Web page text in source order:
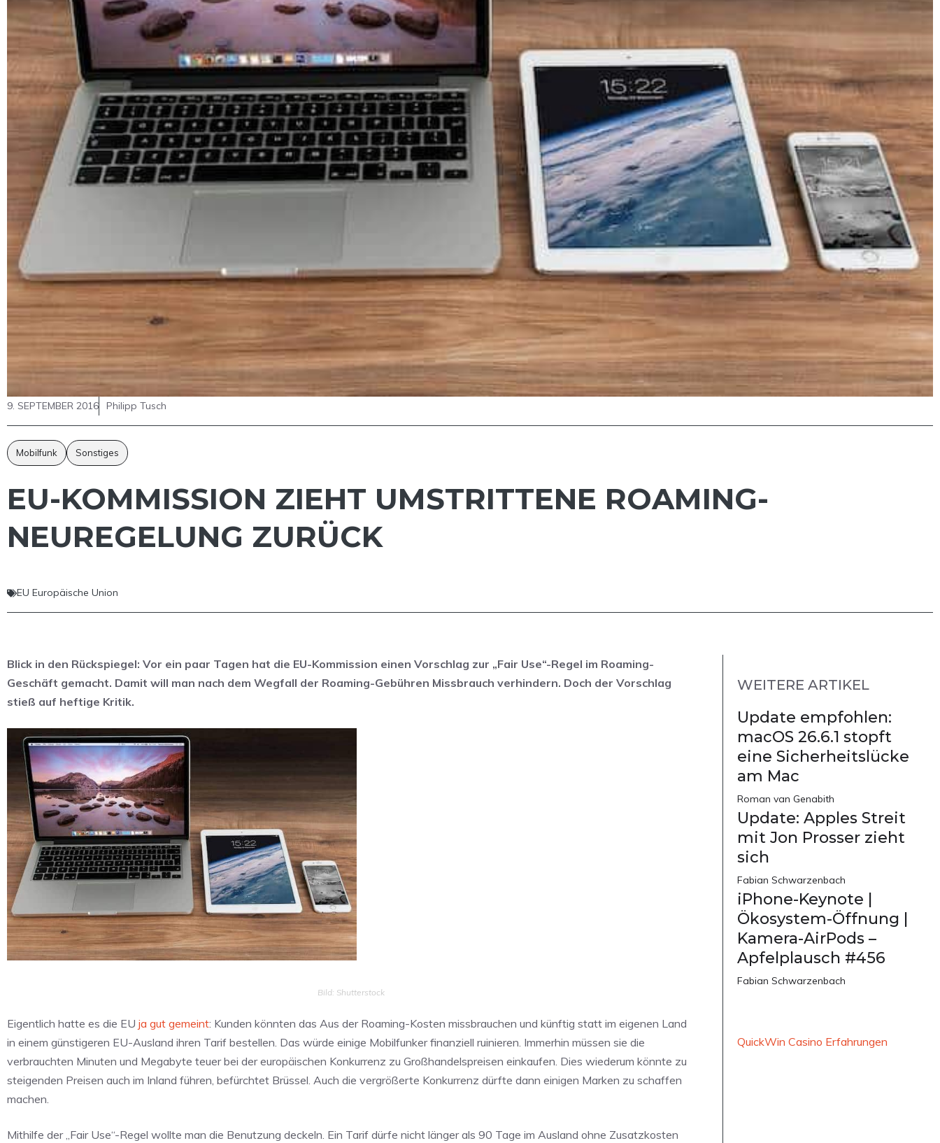
9. SEPTEMBER 2016 Philipp Tusch
Mobilfunk Sonstiges
EU-KOMMISSION ZIEHT UMSTRITTENE ROAMING-
NEUREGELUNG ZURÜCK
EU Europäische Union
Blick in den Rückspiegel: Vor ein paar Tagen hat die EU-Kommission einen Vorschlag zur „Fair Use“-Regel im Roaming-
Geschäft gemacht. Damit will man nach dem Wegfall der Roaming-Gebühren Missbrauch verhindern. Doch der Vorschlag
stieß auf heftige Kritik.
Bild: Shutterstock
Eigentlich hatte es die EU ja gut gemeint: Kunden könnten das Aus der Roaming-Kosten missbrauchen und künftig statt im eigenen Land
in einem günstigeren EU-Ausland ihren Tarif bestellen. Das würde einige Mobilfunker finanziell ruinieren. Immerhin müssen sie die
verbrauchten Minuten und Megabyte teuer bei der europäischen Konkurrenz zu Großhandelspreisen einkaufen. Dies wiederum könnte zu
steigenden Preisen auch im Inland führen, befürchtet Brüssel. Auch die vergrößerte Konkurrenz dürfte dann einigen Marken zu schaffen
machen.
Mithilfe der „Fair Use“-Regel wollte man die Benutzung deckeln. Ein Tarif dürfe nicht länger als 90 Tage im Ausland ohne Zusatzkosten
WEITERE ARTIKEL
Update empfohlen:
macOS 26.6.1 stopft
eine Sicherheitslücke
am Mac
Roman van Genabith
Update: Apples Streit
mit Jon Prosser zieht
sich
Fabian Schwarzenbach
iPhone-Keynote |
Ökosystem-Öffnung |
Kamera-AirPods –
Apfelplausch #456
Fabian Schwarzenbach
QuickWin Casino Erfahrungen